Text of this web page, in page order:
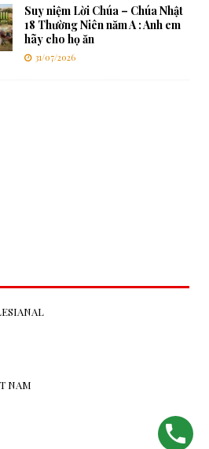
Suy niệm Lời Chúa – Chúa Nhật
18 Thường Niên năm A : Anh em
hãy cho họ ăn
31/07/2026
NAM